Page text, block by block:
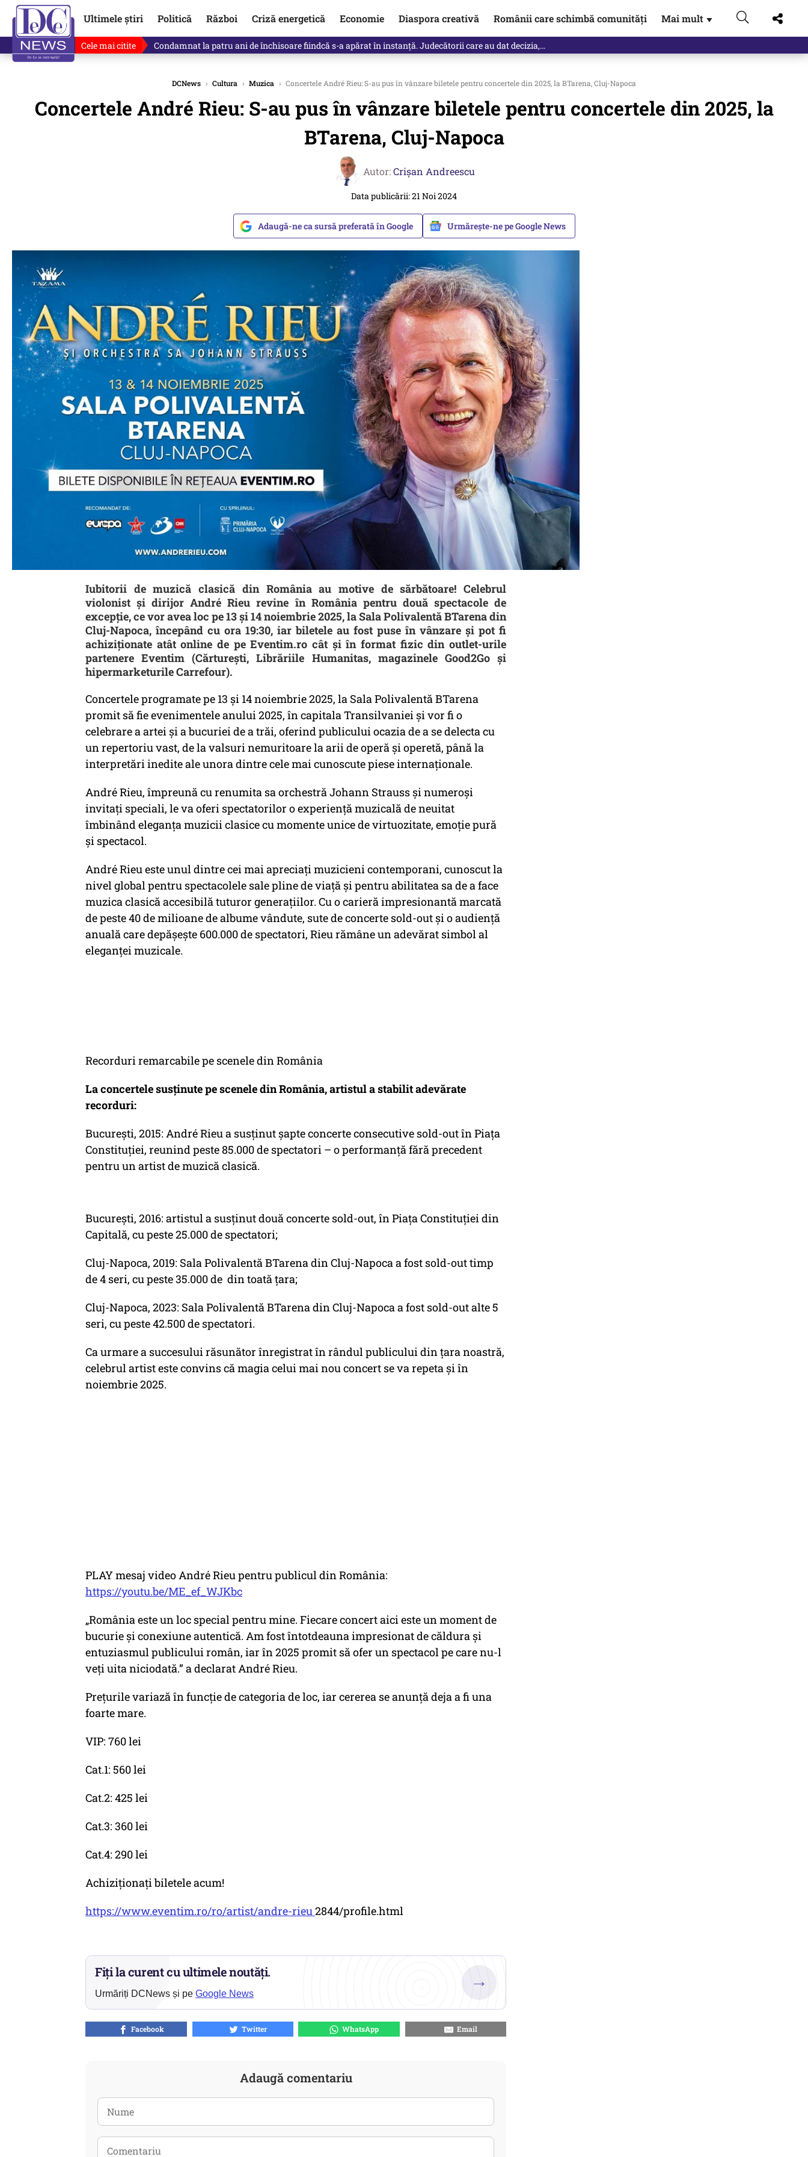
Ultimele știri Politică Război Criză energetică Economie Diaspora creativă Românii care schimbă comunități Mai mult ▼
Cele mai citite Singurul lucru care l-ar putea clinti pe Ilie Bolojan de la Palatul Victoria. Verdictul lui Bogdan Chirieac
DCNews › Cultura › Muzica › Concertele André Rieu: S-au pus în vânzare biletele pentru concertele din 2025, la BTarena, Cluj-Napoca
Concertele André Rieu: S-au pus în vânzare biletele pentru concertele din 2025, la
BTarena, Cluj-Napoca
Autor:Crişan Andreescu
Data publicării: 21 Noi 2024
Adaugă-ne ca sursă preferată în Google Urmărește-ne pe Google News
Iubitorii de muzică clasică din România au motive de sărbătoare! Celebrul
violonist și dirijor André Rieu revine în România pentru două spectacole de
excepție, ce vor avea loc pe 13 și 14 noiembrie 2025, la Sala Polivalentă BTarena din
Cluj-Napoca, începând cu ora 19:30, iar biletele au fost puse în vânzare și pot fi
achiziționate atât online de pe Eventim.ro cât și în format fizic din outlet-urile
partenere Eventim (Cărturești, Librăriile Humanitas, magazinele Good2Go și
hipermarketurile Carrefour).
Concertele programate pe 13 și 14 noiembrie 2025, la Sala Polivalentă BTarena
promit să fie evenimentele anului 2025, în capitala Transilvaniei și vor fi o
celebrare a artei și a bucuriei de a trăi, oferind publicului ocazia de a se delecta cu
un repertoriu vast, de la valsuri nemuritoare la arii de operă și operetă, până la
interpretări inedite ale unora dintre cele mai cunoscute piese internaționale.
André Rieu, împreună cu renumita sa orchestră Johann Strauss și numeroși
invitați speciali, le va oferi spectatorilor o experiență muzicală de neuitat
îmbinând eleganța muzicii clasice cu momente unice de virtuozitate, emoție pură
și spectacol.
André Rieu este unul dintre cei mai apreciați muzicieni contemporani, cunoscut la
nivel global pentru spectacolele sale pline de viață și pentru abilitatea sa de a face
muzica clasică accesibilă tuturor generațiilor. Cu o carieră impresionantă marcată
de peste 40 de milioane de albume vândute, sute de concerte sold-out și o audiență
anuală care depășește 600.000 de spectatori, Rieu rămâne un adevărat simbol al
eleganței muzicale.
Recorduri remarcabile pe scenele din România
La concertele susținute pe scenele din România, artistul a stabilit adevărate
recorduri:
București, 2015: André Rieu a susținut șapte concerte consecutive sold-out în Piața
Constituției, reunind peste 85.000 de spectatori – o performanță fără precedent
pentru un artist de muzică clasică.
București, 2016: artistul a susținut două concerte sold-out, în Piața Constituției din
Capitală, cu peste 25.000 de spectatori;
Cluj-Napoca, 2019: Sala Polivalentă BTarena din Cluj-Napoca a fost sold-out timp
de 4 seri, cu peste 35.000 de din toată țara;
Cluj-Napoca, 2023: Sala Polivalentă BTarena din Cluj-Napoca a fost sold-out alte 5
seri, cu peste 42.500 de spectatori.
Ca urmare a succesului răsunător înregistrat în rândul publicului din țara noastră,
celebrul artist este convins că magia celui mai nou concert se va repeta și în
noiembrie 2025.
PLAY mesaj video André Rieu pentru publicul din România:
https://youtu.be/ME_ef_WJKbc
„România este un loc special pentru mine. Fiecare concert aici este un moment de
bucurie și conexiune autentică. Am fost întotdeauna impresionat de căldura și
entuziasmul publicului român, iar în 2025 promit să ofer un spectacol pe care nu-l
veți uita niciodată.” a declarat André Rieu.
Prețurile variază în funcție de categoria de loc, iar cererea se anunță deja a fi una
foarte mare.
VIP: 760 lei
Cat.1: 560 lei
Cat.2: 425 lei
Cat.3: 360 lei
Cat.4: 290 lei
Achiziționați biletele acum!
https://www.eventim.ro/ro/artist/andre-rieu2844/profile.html
Fiți la curent cu ultimele noutăți.
Urmăriți DCNews și pe Google News
→
Facebook Twitter WhatsApp Email
Adaugă comentariu